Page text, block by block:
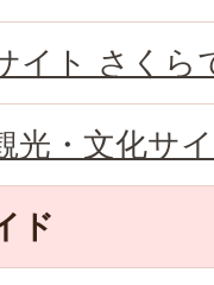
イト さくら
光・文化サ
ド